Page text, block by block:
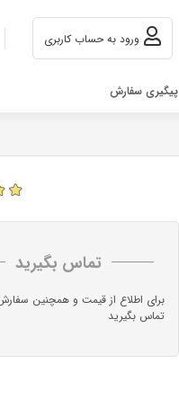
ورود به حساب کاربری
پیگیری سفارش
تماس بگیرید
برای اطلاع از قیمت و همچنین سفارش
تماس بگیرید